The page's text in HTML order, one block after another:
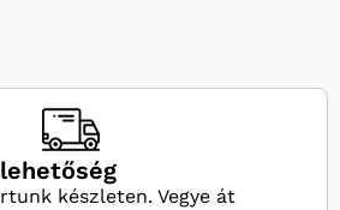
készleten. Vegye át